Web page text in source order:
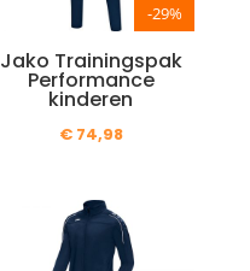
-29%
Jako Trainingspak
Performance
kinderen
€74,98